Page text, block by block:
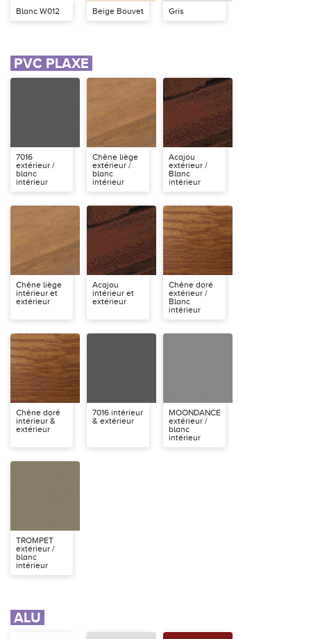
Blanc W012 Beige Bouvet Gris
PVC PLAXE
7016
extérieur /
blanc
intérieur
Chêne liège
extérieur /
blanc
intérieur
Acajou
extérieur /
Blanc
intérieur
Chêne liège
intérieur et
extérieur
Acajou
intérieur et
extérieur
Chêne doré
extérieur /
Blanc
intérieur
Chêne doré
intérieur &
extérieur
7016 intérieur
& extérieur
MOONDANCE
extérieur /
blanc
intérieur
TROMPET
extérieur /
blanc
intérieur
ALU